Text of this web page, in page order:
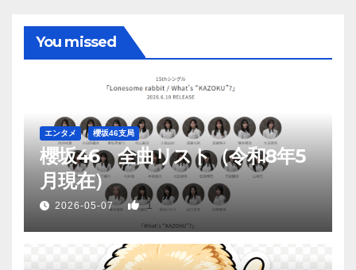
ー
ジ
り
You missed
エンタメ 櫻坂46支局
櫻坂46 全曲リスト（令和8年5
月現在）
2026-05-07 1